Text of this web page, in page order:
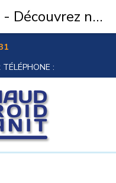
:
Chaud Froid Sanit - Découvrez nos solutions de chauffage